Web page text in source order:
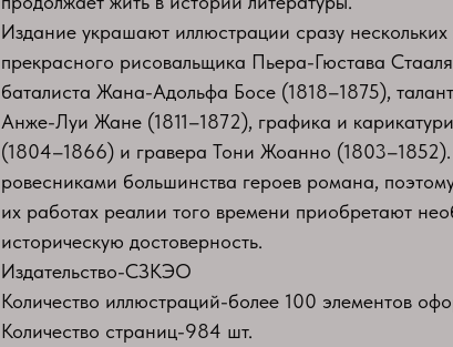
Издание украшают иллюстрации сразу нескольких
прекрасного рисовальщика Пьера-Гюстава
баталиста Жана-Адольфа Босе (1818–1875),
Анже-Луи Жане (1811–1872), графика и
(1804–1866) и гравера Тони Жоанно
ровесниками большинства героев романа,
их работах реалии того времени приобретают
историческую достоверность.
Издательство-СЗКЭО
Количество иллюстраций-более 100 элементов
Количество страниц-984 шт.